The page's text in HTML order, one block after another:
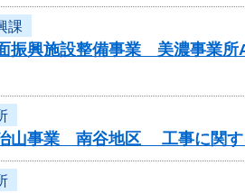
課
振興施設整備事業 美濃事業所
山事業 南谷地区 工事に関す